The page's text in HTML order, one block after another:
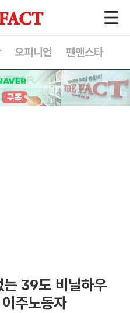
오피니언 팬앤스타
39도 비닐하우
주노동자